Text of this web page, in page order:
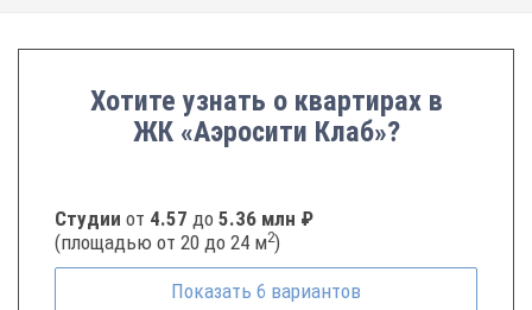
Хотите узнать о квартирах в
ЖК «Аэросити Клаб»?
Студии от 4.57 до 5.36 млн ₽
(площадью от 20 до 24 м2)
Показать 6 вариантов